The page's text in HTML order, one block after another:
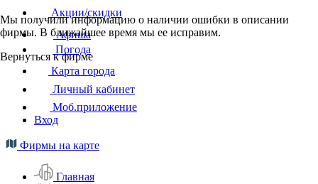
Мы получили информацию о наличии ошибки в описании
фирмы. В ближайшее время мы ее исправим.
Вернуться к фирме
Акции/скидки
Афиша
Погода
Карта города
Личный кабинет
Моб.приложение
Вход
Фирмы на карте
Главная